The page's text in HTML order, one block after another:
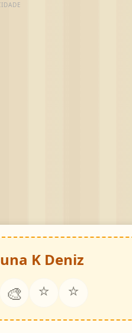
K Deniz
🎨 ⭐ ⭐